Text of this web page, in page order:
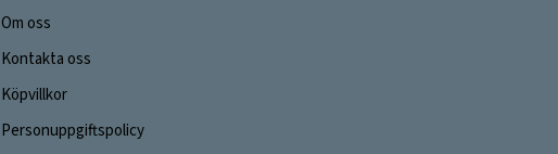
Om oss
Kontakta oss
Köpvillkor
Personuppgiftspolicy